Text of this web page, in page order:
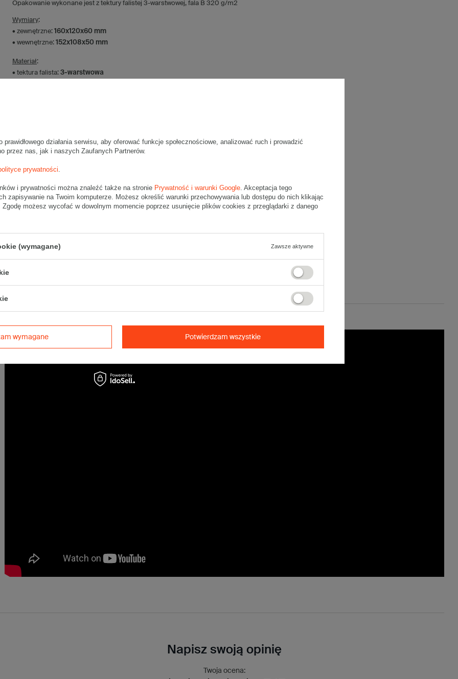
Opakowanie wykonane jest z tektury falistej 3-warstwowej, fala B 320 g/m2
Wymiary:
• zewnętrzne: 160x120x60 mm
• wewnętrzne: 152x108x50 mm
Materiał:
• tektura falista: 3-warstwowa
• typ fefco:F0416
• Poczta Polska List L
• Poczta Polska Paczka A
• InPost A
• Orlen Paczka S
Napisz swoją opinię
Twoja ocena:
działania serwisu, aby oferować funkcje społecznościowe, analizować ruch i prowadzić
przez nas, jak i naszych Zaufanych Partnerów.
prywatności.
i prywatności można znaleźć także na stronie Prywatność i warunki Google. Akceptacja tego
zapisywanie na Twoim komputerze. Możesz określić warunki przechowywania lub dostępu do nich klikając
Zgodę możesz wycofać w dowolnym momencie poprzez usunięcie plików cookies z przeglądarki z danego
(wymagane) Zawsze aktywne
wymagane Potwierdzam wszystkie